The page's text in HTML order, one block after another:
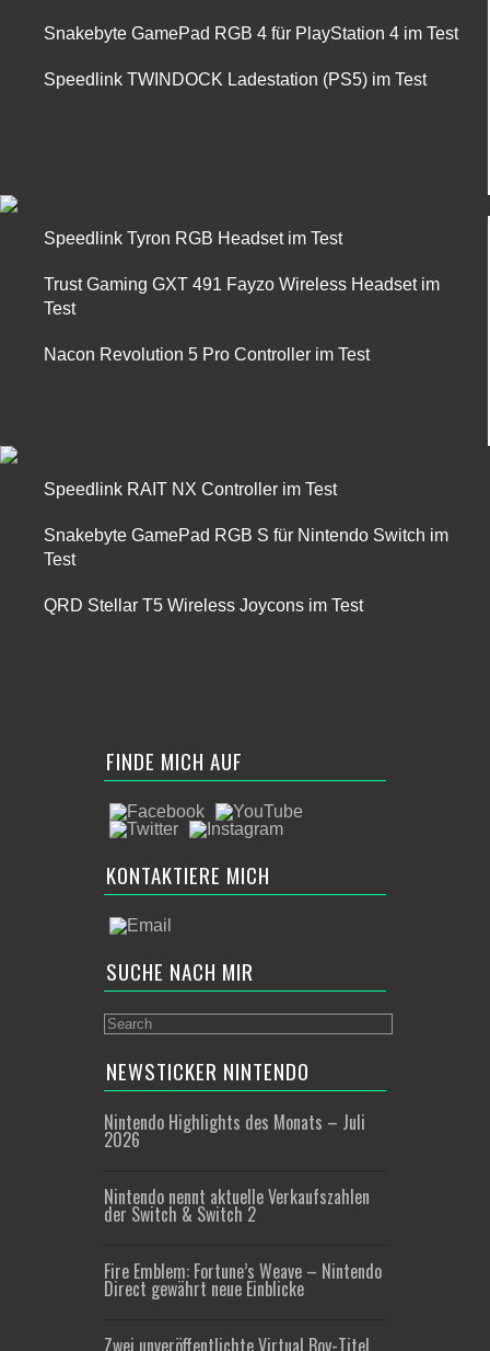
Snakebyte GamePad RGB 4 für PlayStation 4 im Test
Speedlink TWINDOCK Ladestation (PS5) im Test
Speedlink Tyron RGB Headset im Test
Trust Gaming GXT 491 Fayzo Wireless Headset im
Test
Nacon Revolution 5 Pro Controller im Test
Speedlink RAIT NX Controller im Test
Snakebyte GamePad RGB S für Nintendo Switch im
Test
QRD Stellar T5 Wireless Joycons im Test
FINDE MICH AUF
KONTAKTIERE MICH
SUCHE NACH MIR
NEWSTICKER NINTENDO
Nintendo Highlights des Monats – Juli
2026
Nintendo nennt aktuelle Verkaufszahlen
der Switch & Switch 2
Fire Emblem: Fortune’s Weave – Nintendo
Direct gewährt neue Einblicke
Zwei unveröffentlichte Virtual Boy-Titel